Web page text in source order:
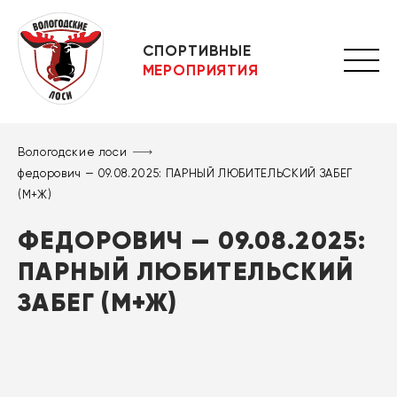
СПОРТИВНЫЕ
МЕРОПРИЯТИЯ
Вологодские лоси
федорович — 09.08.2025: ПАРНЫЙ ЛЮБИТЕЛЬСКИЙ ЗАБЕГ
(М+Ж)
ФЕДОРОВИЧ — 09.08.2025:
ПАРНЫЙ ЛЮБИТЕЛЬСКИЙ
ЗАБЕГ (М+Ж)